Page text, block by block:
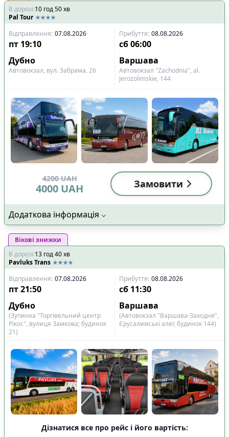
В дорозі:10 год50хв
Pal Tour
Відправлення: 07.08.2026 Прибуття: 08.08.2026
пт 19:10 сб 06:00
Дубно
Варшава
Автовокзал, вул. Забрама, 26
Автовокзал "Zachodnia", al.
Jerozolimskie, 144
4200 UAH
4000 UAH Замовити
Додаткова інформація
Вікові знижки
В дорозі:13 год40хв
Pavluks Trans
Відправлення: 07.08.2026 Прибуття: 08.08.2026
пт21:50 сб 11:30
Дубно
Варшава
(Зупинка "Торгівельний центр
Рікос", вулиця Замкова; будинок
21)
(Автовокзал "Варшава-Заходня",
Єрусалимські алеї; будинок 144)
Дізнатися все про рейс і його вартість: